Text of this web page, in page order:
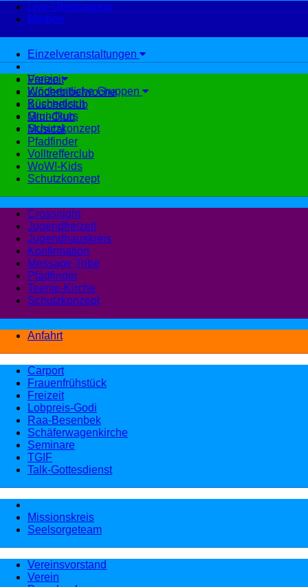
Live-Übertragung
Medien
Einzelveranstaltungen
Mitarbeiten
Verein
Wöchentliche Gruppen
Büchertisch
Grundkurs
Schutzkonzept
Freizeit
Kinderbibelwoche
Kuschelclub
Mini-Club
Musical
Pfadfinder
Volltrefferclub
WoW!-Kids
Schutzkonzept
Crossnight
Jugendfreizeit
Jugendhauskreis
Konfirmation
Message Tribe
Pfadfinder
Teenie-Kirche
Schutzkonzept
Anfahrt
Carport
Frauenfrühstück
Freizeit
Lobpreis-Godi
Raa-Besenbek
Schäferwagenkirche
Seminare
TGIF
Talk-Gottesdienst
Missionskreis
Seelsorgeteam
Vereinsvorstand
Verein